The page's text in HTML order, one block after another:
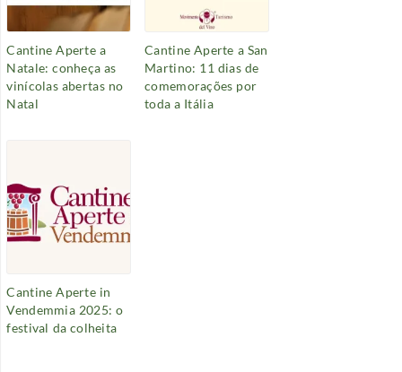
Cantine Aperte a
Natale: conheça as
vinícolas abertas no
Natal
Cantine Aperte a San
Martino: 11 dias de
comemorações por
toda a Itália
Cantine Aperte in
Vendemmia 2025: o
festival da colheita